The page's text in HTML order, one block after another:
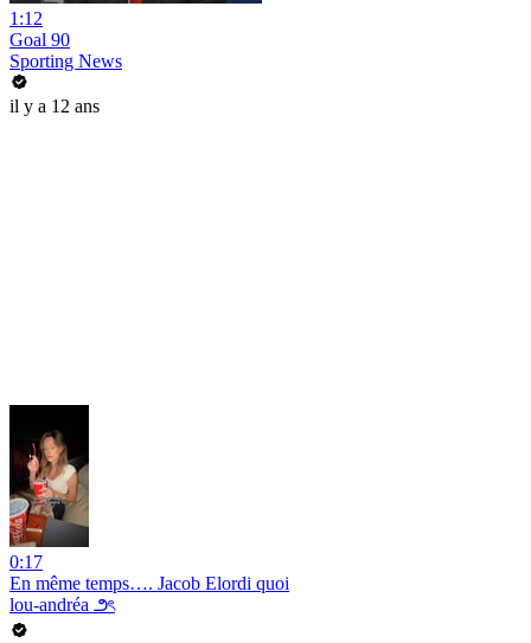
1:12
Goal 90
Sporting News
il y a 12 ans
0:17
En même temps…. Jacob Elordi quoi
lou-andréa ౨ৎ